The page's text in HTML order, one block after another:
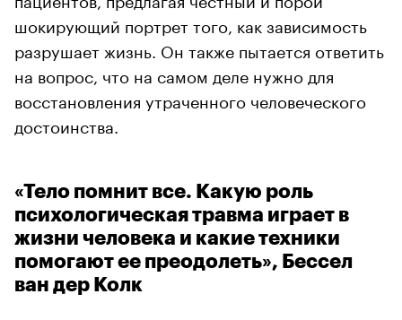
шокирующий портрет того, как зависимость
разрушает жизнь. Он также пытается ответить
на вопрос, что на самом деле нужно для
восстановления утраченного человеческого
достоинства.
«Тело помнит все. Какую роль
психологическая травма играет в
жизни человека и какие техники
помогают ее преодолеть», Бессел
ван дер Колк